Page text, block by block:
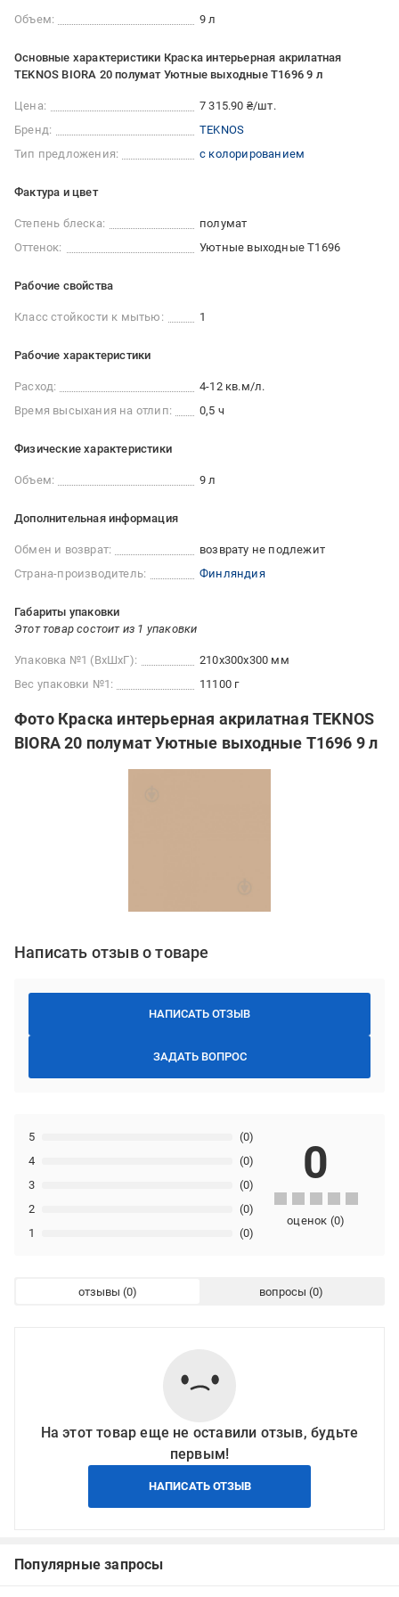
Объем: 9 л
Основные характеристики Краска интерьерная акрилатная
TEKNOS BIORA 20 полумат Уютные выходные T1696 9 л
Цена:
7 315.90 ₴/шт.
Бренд:
TEKNOS
Тип предложения:
с колорированием
Фактура и цвет
Степень блеска:
полумат
Оттенок:
Уютные выходные T1696
Рабочие свойства
Класс стойкости к мытью: 1
Рабочие характеристики
Расход:
4-12 кв.м/л.
Время высыхания на отлип:
0,5 ч
Физические характеристики
Объем: 9 л
Дополнительная информация
Обмен и возврат:
возврату не подлежит
Страна-производитель:
Финляндия
Габариты упаковки
Этот товар состоит из 1 упаковки
Упаковка №1 (ВхШхГ):
210x300x300 мм
Вес упаковки №1:
11100 г
Фото Краска интерьерная акрилатная TEKNOS
BIORA 20 полумат Уютные выходные T1696 9 л
Написать отзыв о товаре
НАПИСАТЬ ОТЗЫВ
ЗАДАТЬ ВОПРОС
1 (0)
2 (0)
3 (0)
4 (0)
5 (0)
0
оценок (0)
отзывы вопросы
На этот товар еще не оставили отзыв, будьте
первым!
НАПИСАТЬ ОТЗЫВ
Популярные запросы